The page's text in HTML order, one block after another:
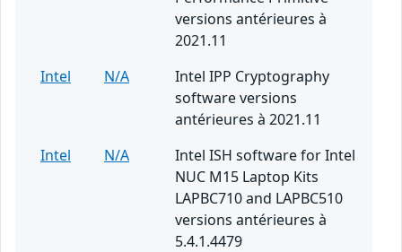
versions antérieures à
2021.11
Intel
N/A
Intel IPP Cryptography
software versions
antérieures à 2021.11
Intel
N/A
Intel ISH software for Intel
NUC M15 Laptop Kits
LAPBC710 and LAPBC510
versions antérieures à
5.4.1.4479